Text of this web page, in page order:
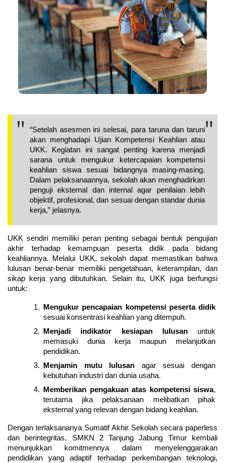
“Setelah asesmen ini selesai, para taruna dan taruni
akan menghadapi Ujian Kompetensi Keahlian atau
UKK. Kegiatan ini sangat penting karena menjadi
sarana untuk mengukur ketercapaian kompetensi
keahlian siswa sesuai bidangnya masing-masing.
Dalam pelaksanaannya, sekolah akan menghadirkan
penguji eksternal dan internal agar penilaian lebih
objektif, profesional, dan sesuai dengan standar dunia
kerja,” jelasnya.
UKK sendiri memiliki peran penting sebagai bentuk pengujian
akhir terhadap kemampuan peserta didik pada bidang
keahliannya. Melalui UKK, sekolah dapat memastikan bahwa
lulusan benar-benar memiliki pengetahuan, keterampilan, dan
sikap kerja yang dibutuhkan. Selain itu, UKK juga berfungsi
untuk:
Mengukur pencapaian kompetensi peserta didik
sesuai konsentrasi keahlian yang ditempuh.
Menjadi indikator kesiapan lulusan untuk
memasuki dunia kerja maupun melanjutkan
pendidikan.
Menjamin mutu lulusan agar sesuai dengan
kebutuhan industri dan dunia usaha.
Memberikan pengakuan atas kompetensi siswa,
terutama jika pelaksanaan melibatkan pihak
eksternal yang relevan dengan bidang keahlian.
Dengan terlaksananya Sumatif Akhir Sekolah secara paperless
dan berintegritas, SMKN 2 Tanjung Jabung Timur kembali
menunjukkan komitmennya dalam menyelenggarakan
pendidikan yang adaptif terhadap perkembangan teknologi,